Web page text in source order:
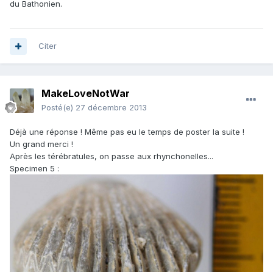
du Bathonien.
Citer
MakeLoveNotWar
Posté(e) 27 décembre 2013
Déjà une réponse ! Même pas eu le temps de poster la suite !
Un grand merci !
Après les térébratules, on passe aux rhynchonelles...
Specimen 5 :